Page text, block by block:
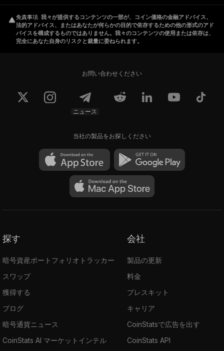
免責事項. 我々が提供するコンテンツの一部が、コイン価格の金融アドバイス、
法的アドバイス、またはあなたが何らかの目的で依存するための他の形式のアド
バイスを構成するものではありません。我々のコンテンツの使用または依存は、
完全にあなた自身のリスクと裁量に委ねられます。
お問い合わせください
ニュース
当社の製品をお探しください
探す
暗号資産ポートフォリオトラッカー
スワップ
獲得する
ブログ
暗号通貨ニュース
CoinStats AI マーケットインテル
会社
製品の更新
料金
プレスキット
キャリア
CoinStatsで広告を出す
CoinStats API